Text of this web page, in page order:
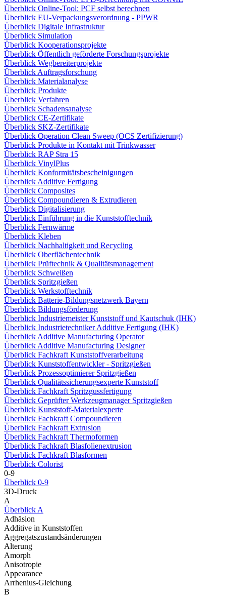
Überblick Online-Tool: PCF selbst berechnen
Überblick EU-Verpackungsverordnung - PPWR
Überblick Digitale Infrastruktur
Überblick Simulation
Überblick Kooperationsprojekte
Überblick Öffentlich geförderte Forschungsprojekte
Überblick Wegbereiterprojekte
Überblick Auftragsforschung
Überblick Materialanalyse
Überblick Produkte
Überblick Verfahren
Überblick Schadensanalyse
Überblick CE-Zertifikate
Überblick SKZ-Zertifikate
Überblick Operation Clean Sweep (OCS Zertifizierung)
Überblick Produkte in Kontakt mit Trinkwasser
Überblick RAP Stra 15
Überblick VinylPlus
Überblick Konformitätsbescheinigungen
Überblick Additive Fertigung
Überblick Composites
Überblick Compoundieren & Extrudieren
Überblick Digitalisierung
Überblick Einführung in die Kunststofftechnik
Überblick Fernwärme
Überblick Kleben
Überblick Nachhaltigkeit und Recycling
Überblick Oberflächentechnik
Überblick Prüftechnik & Qualitätsmanagement
Überblick Schweißen
Überblick Spritzgießen
Überblick Werkstofftechnik
Überblick Batterie-Bildungsnetzwerk Bayern
Überblick Bildungsförderung
Überblick Industriemeister Kunststoff und Kautschuk (IHK)
Überblick Industrietechniker Additive Fertigung (IHK)
Überblick Additive Manufacturing Operator
Überblick Additive Manufacturing Designer
Überblick Fachkraft Kunststoffverarbeitung
Überblick Kunststoffentwickler - Spritzgießen
Überblick Prozessoptimierer Spritzgießen
Überblick Qualitätssicherungsexperte Kunststoff
Überblick Fachkraft Spritzgussfertigung
Überblick Geprüfter Werkzeugmanager Spritzgießen
Überblick Kunststoff-Materialexperte
Überblick Fachkraft Compoundieren
Überblick Fachkraft Extrusion
Überblick Fachkraft Thermoformen
Überblick Fachkraft Blasfolienextrusion
Überblick Fachkraft Blasformen
Überblick Colorist
0-9
Überblick 0-9
3D-Druck
A
Überblick A
Adhäsion
Additive in Kunststoffen
Aggregatszustandsänderungen
Alterung
Amorph
Anisotropie
Appearance
Arrhenius-Gleichung
B